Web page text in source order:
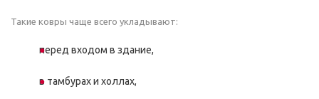
Такие ковры чаще всего укладывают:
перед входом в здание,
в тамбурах и холлах,